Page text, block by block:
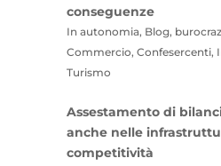
conseguenze
In autonomia, Blog,
Commercio, Confesercenti,
Turismo
Assestamento di
anche nelle
competitività